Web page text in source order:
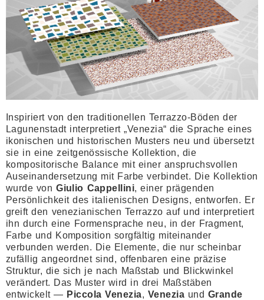
Inspiriert von den traditionellen Terrazzo-Böden der
Lagunenstadt interpretiert „Venezia“ die Sprache eines
ikonischen und historischen Musters neu und übersetzt
sie in eine zeitgenössische Kollektion, die
kompositorische Balance mit einer anspruchsvollen
Auseinandersetzung mit Farbe verbindet. Die Kollektion
wurde vonGiulio Cappellini, einer prägenden
Persönlichkeit des italienischen Designs, entworfen. Er
greift den venezianischen Terrazzo auf und interpretiert
ihn durch eine Formensprache neu, in der Fragment,
Farbe und Komposition sorgfältig miteinander
verbunden werden. Die Elemente, die nur scheinbar
zufällig angeordnet sind, offenbaren eine präzise
Struktur, die sich je nach Maßstab und Blickwinkel
verändert. Das Muster wird in drei Maßstäben
entwickelt — Piccola Venezia, Venezia und Grande